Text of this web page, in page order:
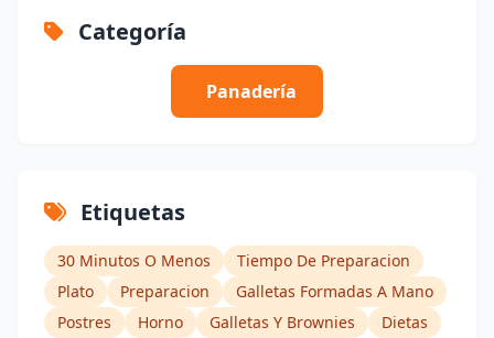
Categoría
Panadería
Etiquetas
30 Minutos O Menos
Tiempo De Preparacion
Plato
Preparacion
Galletas Formadas A Mano
Postres
Horno Galletas Y Brownies
Dietas